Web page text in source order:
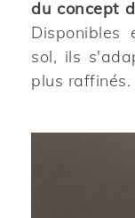
du concept
Disponibles
sol, ils
plus raffinés.